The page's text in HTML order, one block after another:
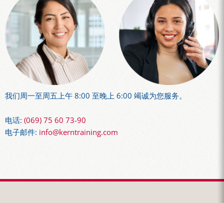
我们周一至周五上午 8:00 至晚上 6:00 竭诚为您服务。
电话: (069) 75 60 73-90
电子邮件: info@kerntraining.com